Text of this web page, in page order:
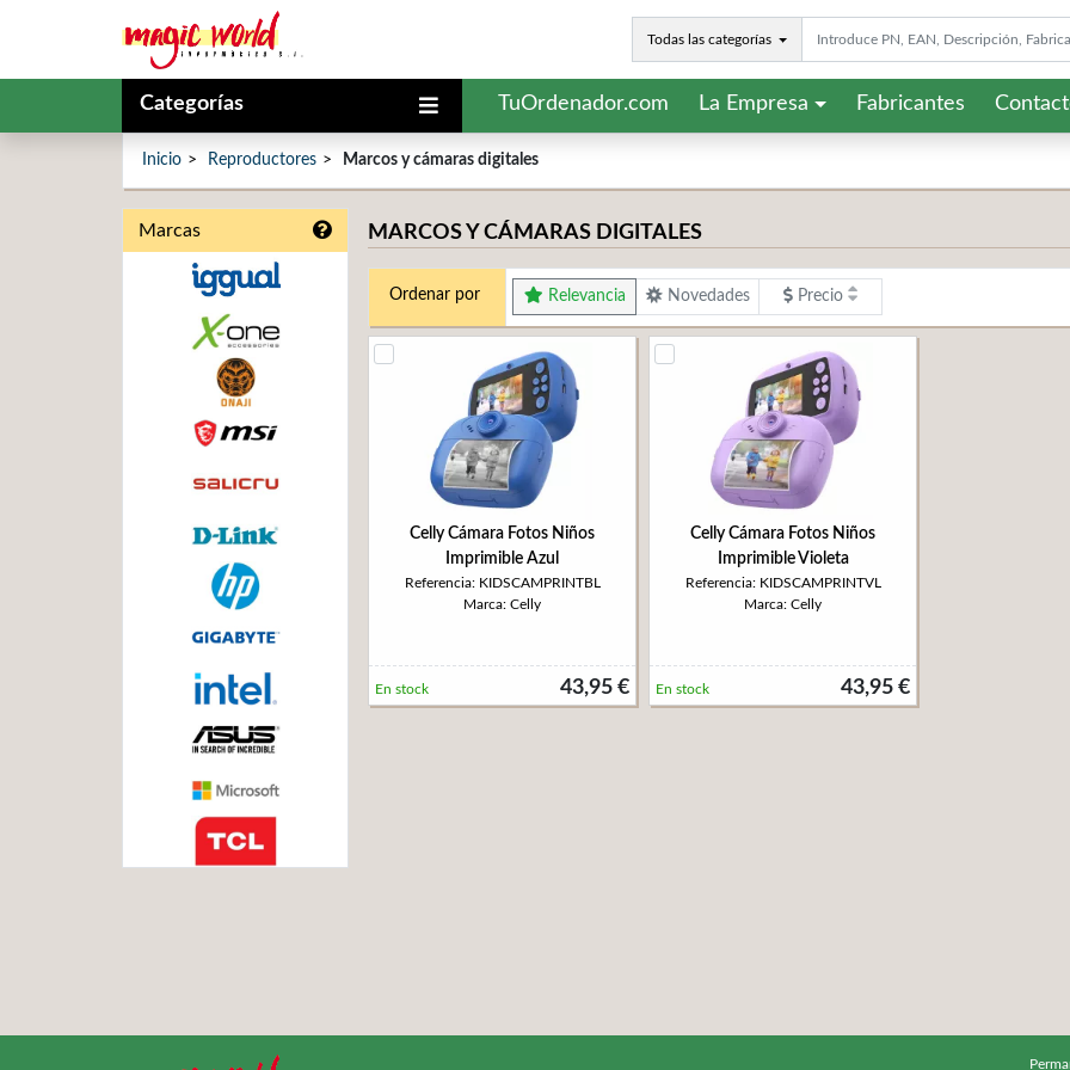
Todas las categorías
Categorías TuOrdenador.com La Empresa Fabricantes
Inicio Reproductores Marcos y cámaras digitales
Marcas MARCOS Y CÁMARAS DIGITALES
Ordenar por Relevancia Novedades Precio
Celly Cámara Fotos Niños
Imprimible Azul
Referencia: KIDSCAMPRINTBL
Marca: Celly
43,95 €
En stock
Celly Cámara Fotos Niños
Imprimible Violeta
Referencia: KIDSCAMPRINTVL
Marca: Celly
43,95 €
En stock